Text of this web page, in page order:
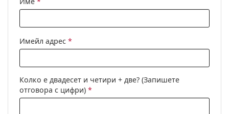
Категория:
Диоптрични очила
Марка:
Bvlgari
Код:
0BV2223B 2063 53
Имейл адрес *
Колко е двадесет и четири + две? (Запишете
отговора с цифри) *